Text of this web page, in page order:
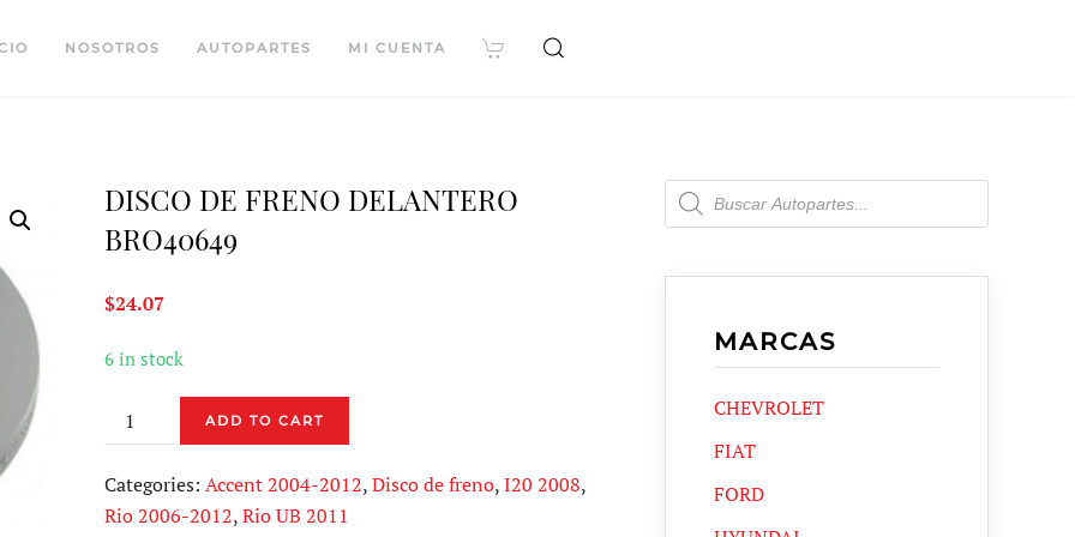
NOSOTROS AUTOPARTES MI CUENTA
DISCO DE FRENO DELANTERO
BRO40649
$24.07
6 in stock
DISCO
DE
FRENO
DELANTERO
ADD TO CART
Categories: Accent 2004-2012,Disco de freno,I20 2008,
Rio 2006-2012,Rio UB 2011
Products
search
MARCAS
CHEVROLET
FIAT
FORD